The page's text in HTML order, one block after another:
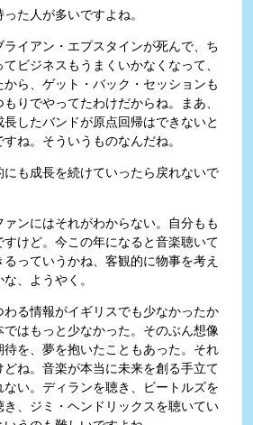
た人が多いですよね。
イアン・エプスタインが死んで、ち
ビジネスもうまくいかなくなって、
ら、ゲット・バック・セッションも
りでやってたわけだからね。まあ、
したバンドが原点回帰はできないと
ね。そういうものなんだね。
も成長を続けていったら戻れないで
ンにはそれがわからない。自分もも
けど。今この年になると音楽聴いて
っていうかね、客観的に物事を考え
、ようやく。
る情報がイギリスでも少なかったか
はもっと少なかった。そのぶん想像
を、夢を抱いたこともあった。それ
ね。音楽が本当に未来を創る手立て
い。ディランを聴き、ビートルズを
、ジミ・ヘンドリックスを聴いてい